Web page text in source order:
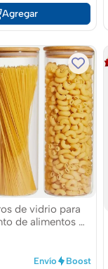
Agregar
de vidrio para
de alimentos de
Envío Boost